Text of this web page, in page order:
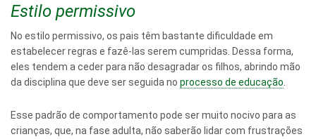
Estilo permissivo
No estilo permissivo, os pais têm bastante dificuldade em
estabelecer regras e fazê-las serem cumpridas. Dessa forma,
eles tendem a ceder para não desagradar os filhos, abrindo mão
da disciplina que deve ser seguida no processo de educação
Esse padrão de comportamento pode ser muito nocivo para as
crianças, que, na fase adulta, não saberão lidar com frustrações